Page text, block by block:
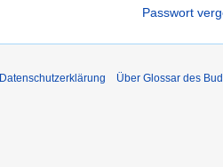
Passwort
Datenschutzerklärung Über Glossar des